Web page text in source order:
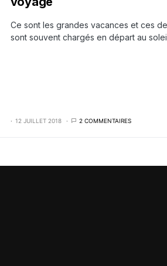
Ce sont les grandes vacances et ces
sont souvent chargés en départ au
12 JUILLET 2018 2 COMMENTAIRES